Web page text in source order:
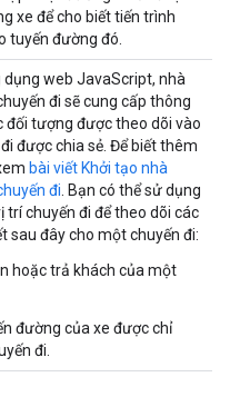
xe để cho biết tiến trình
tuyến đường đó.
web JavaScript, nhà
đi sẽ cung cấp thông
đối tượng được theo dõi vào
được chia sẻ. Để biết thêm
bài viết Khởi tạo nhà
đi . Bạn có thể sử dụng
trí chuyến đi để theo dõi các
sau đây cho một chuyến đi:
hoặc trả khách của một
đường của xe được chỉ
đi.